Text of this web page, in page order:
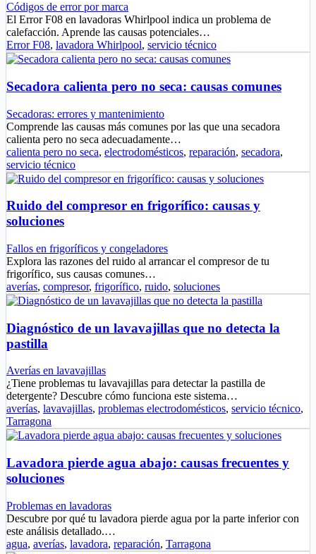
Códigos de error por marca
El Error F08 en lavadoras Whirlpool indica un problema de
calefacción. Aprende las causas potenciales…
Error F08, lavadora Whirlpool, servicio técnico
Secadora calienta pero no seca: causas comunes
Secadoras: errores y mantenimiento
Comprende las causas más comunes por las que una secadora
calienta pero no seca adecuadamente…
calienta pero no seca, electrodomésticos, reparación, secadora,
servicio técnico
Ruido del compresor en frigorífico: causas y
soluciones
Fallos en frigoríficos y congeladores
Explora las razones del ruido al arrancar el compresor de tu
frigorífico, sus causas comunes…
averías, compresor, frigorífico, ruido, soluciones
Diagnóstico de un lavavajillas que no detecta la
pastilla
Averías en lavavajillas
¿Tiene problemas tu lavavajillas para detectar la pastilla de
detergente? Descubre cómo funciona este sistema…
averías, lavavajillas, problemas electrodomésticos, servicio técnico,
Tarragona
Lavadora pierde agua abajo: causas frecuentes y
soluciones
Problemas en lavadoras
Descubre por qué tu lavadora pierde agua por la parte inferior con
este análisis detallado.…
agua, averías, lavadora, reparación, Tarragona